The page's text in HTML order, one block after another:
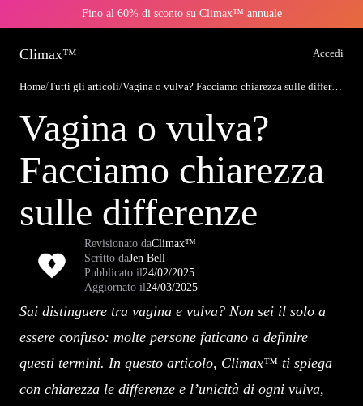
Fino al 60% di sconto su Climax™ annuale
Climax™ Accedi
Home/Tutti gli articoli/ Vagina o vulva? Facciamo chiarezza sulle differenze
Vagina o vulva?
Facciamo chiarezza
sulle differenze
Revisionato daClimax™
Scritto daJen Bell
Pubblicato il24/02/2025
Aggiornato il24/03/2025
Sai distinguere tra vagina e vulva? Non sei il solo a
essere confuso: molte persone faticano a definire
questi termini. In questo articolo, Climax™ ti spiega
con chiarezza le differenze e l’unicità di ogni vulva,